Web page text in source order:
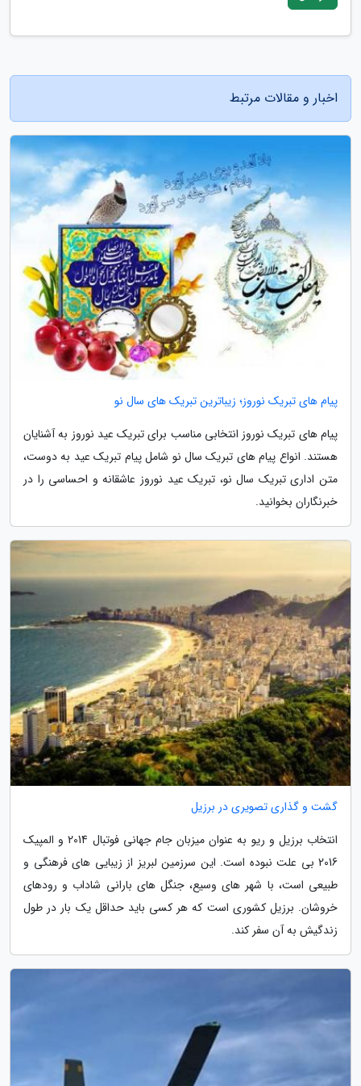
اخبار و مقالات مرتبط
پیام های تبریک نوروز؛ زیباترین تبریک های سال نو
پیام های تبریک نوروز انتخابی مناسب برای تبریک عید نوروز به آشنایان
هستند. انواع پیام های تبریک سال نو شامل پیام تبریک عید به دوست،
متن اداری تبریک سال نو، تبریک عید نوروز عاشقانه و احساسی را در
خبرنگاران بخوانید.
گشت و گذاری تصویری در برزیل
انتخاب برزیل و ریو به عنوان میزبان جام جهانی فوتبال 2014 و المپیک
2016 بی علت نبوده است. این سرزمین لبریز از زیبایی های فرهنگی و
طبیعی است، با شهر های وسیع، جنگل های بارانی شاداب و رودهای
خروشان. برزیل کشوری است که هر کسی باید حداقل یک بار در طول
زندگیش به آن سفر کند.